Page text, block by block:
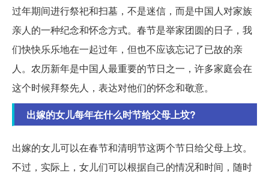
过年期间进行祭祀和扫墓，不是迷信，而是中国人对家族
亲人的一种纪念和怀念方式。春节是举家团圆的日子，我
们快快乐乐地在一起过年，但也不应该忘记了已故的亲
人。农历新年是中国人最重要的节日之一，许多家庭会在
这个时候拜祭先人，表达对他们的怀念和敬意。
出嫁的女儿每年在什么时节给父母上坟?
出嫁的女儿可以在春节和清明节这两个节日给父母上坟。
不过，实际上，女儿们可以根据自己的情况和时间，随时